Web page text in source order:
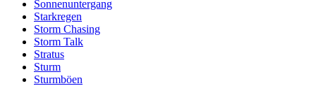
Sonnenuntergang
Starkregen
Storm Chasing
Storm Talk
Stratus
Sturm
Sturmböen